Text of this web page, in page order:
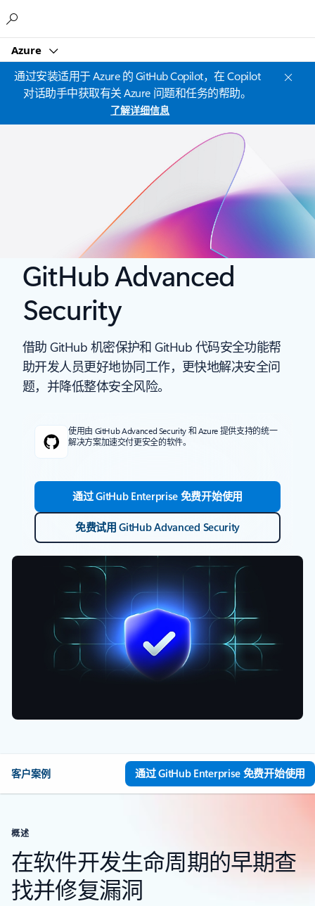
Azure
通过安装适用于 Azure 的 GitHub Copilot，在 Copilot
对话助手中获取有关 Azure 问题和任务的帮助。
了解详细信息
GitHub Advanced
Security
借助 GitHub 机密保护和 GitHub 代码安全功能帮
助开发人员更好地协同工作，更快地解决安全问
题，并降低整体安全风险。
使用由 GitHub Advanced Security 和 Azure 提供支持的统一
解决方案加速交付更安全的软件。
通过 GitHub Enterprise 免费开始使用
免费试用 GitHub Advanced Security
客户案例 通过 GitHub Enterprise 免费开始使用
概述
在软件开发生命周期的早期查
找并修复漏洞